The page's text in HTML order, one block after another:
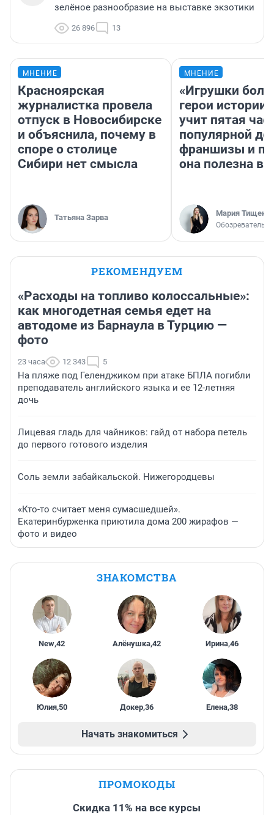
зелёное разнообразие на выставке экзотики
26 896 13
МНЕНИЕ
Красноярская
журналистка провела
отпуск в Новосибирске
и объяснила, почему в
споре о столице
Сибири нет смысла
Татьяна Зарва
МНЕНИЕ
«Игрушки
герои
учит пятая
популярной
франшизы и
она полезна
Мария Тищенко
Обозреватель
РЕКОМЕНДУЕМ
«Расходы на топливо колоссальные»:
как многодетная семья едет на
автодоме из Барнаула в Турцию —
фото
23 часа 12 343 5
На пляже под Геленджиком при атаке БПЛА погибли
преподаватель английского языка и ее 12-летняя
дочь
Лицевая гладь для чайников: гайд от набора петель
до первого готового изделия
Соль земли забайкальской. Нижегородцевы
«Кто-то считает меня сумасшедшей».
Екатеринбурженка приютила дома 200 жирафов —
фото и видео
ЗНАКОМСТВА
New,42 Алёнушка,42 Ирина,46
Юлия,50 Докер,36 Елена,38
Начать знакомиться
ПРОМОКОДЫ
Скидка 11% на все курсы